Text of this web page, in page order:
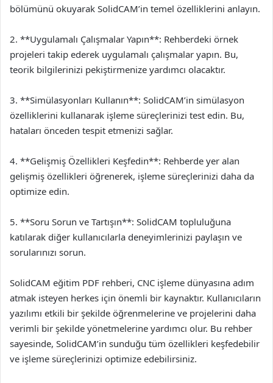
bölümünü okuyarak SolidCAM’in temel özelliklerini anlayın.
2. **Uygulamalı Çalışmalar Yapın**: Rehberdeki örnek
projeleri takip ederek uygulamalı çalışmalar yapın. Bu,
teorik bilgilerinizi pekiştirmenize yardımcı olacaktır.
3. **Simülasyonları Kullanın**: SolidCAM’in simülasyon
özelliklerini kullanarak işleme süreçlerinizi test edin. Bu,
hataları önceden tespit etmenizi sağlar.
4. **Gelişmiş Özellikleri Keşfedin**: Rehberde yer alan
gelişmiş özellikleri öğrenerek, işleme süreçlerinizi daha da
optimize edin.
5. **Soru Sorun ve Tartışın**: SolidCAM topluluğuna
katılarak diğer kullanıcılarla deneyimlerinizi paylaşın ve
sorularınızı sorun.
SolidCAM eğitim PDF rehberi, CNC işleme dünyasına adım
atmak isteyen herkes için önemli bir kaynaktır. Kullanıcıların
yazılımı etkili bir şekilde öğrenmelerine ve projelerini daha
verimli bir şekilde yönetmelerine yardımcı olur. Bu rehber
sayesinde, SolidCAM’in sunduğu tüm özellikleri keşfedebilir
ve işleme süreçlerinizi optimize edebilirsiniz.